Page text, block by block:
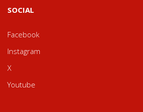
SOCIAL
Facebook
Instagram
X
Youtube